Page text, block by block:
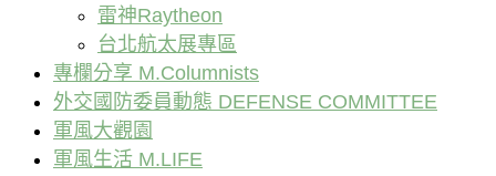
雷神Raytheon
台北航太展專區
專欄分享 M.Columnists
外交國防委員動態 DEFENSE COMMITTEE
軍風大觀園
軍風生活 M.LIFE